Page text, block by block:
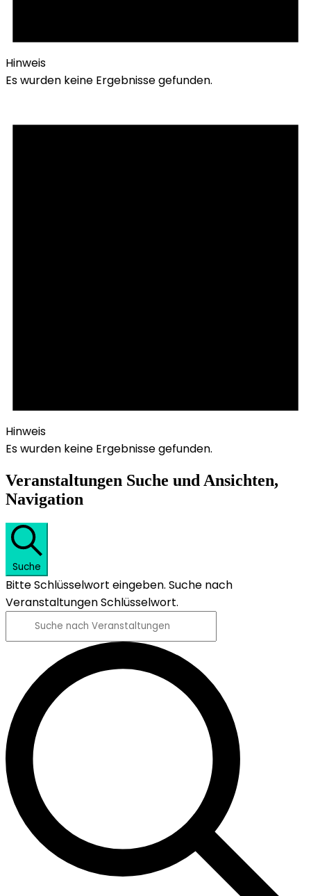
Hinweis
Es wurden keine Ergebnisse gefunden.
Hinweis
Es wurden keine Ergebnisse gefunden.
Veranstaltungen Suche und Ansichten,
Navigation
Suche
Bitte Schlüsselwort eingeben. Suche nach
Veranstaltungen Schlüsselwort.